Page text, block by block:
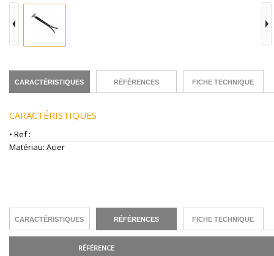
CARACTÉRISTIQUES RÉFÉRENCES FICHE TECHNIQUE
CARACTÉRISTIQUES
• Ref :
Matériau: Acier
CARACTÉRISTIQUES RÉFÉRENCES FICHE TECHNIQUE
RÉFÉRENCE